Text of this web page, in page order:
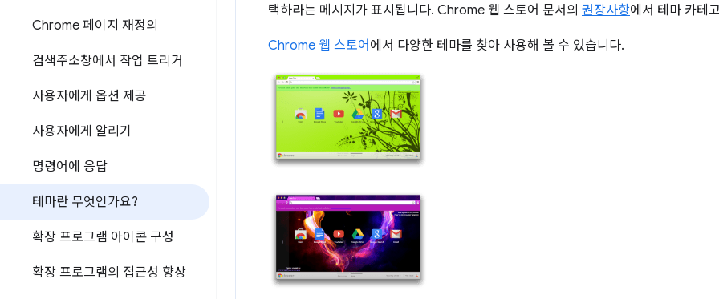
Chrome 페이지 재정의
검색주소창에서 작업 트리거
사용자에게 옵션 제공
사용자에게 알리기
명령어에 응답
테마란 무엇인가요?
확장 프로그램 아이콘 구성
확장 프로그램의 접근성 향상
택하라는 메시지가 표시됩니다. Chrome 웹 스토어 문서의 권장사항에서 테마 카테
Chrome 웹 스토어 에서 다양한 테마를 찾아 사용해 볼 수 있습니다.